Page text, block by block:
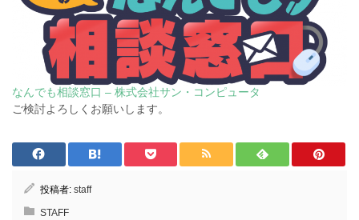
なんでも相談窓口 – 株式会社サン・コンピュータ
ご検討よろしくお願いします。
投稿者: staff
STAFF